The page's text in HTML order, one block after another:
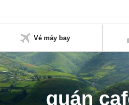
Vé máy bay
quán